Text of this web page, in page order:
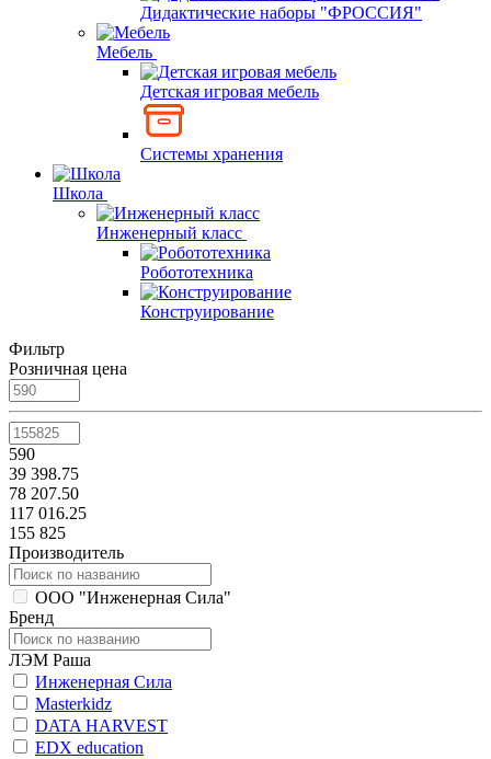
Дидактические наборы "ФРОССИЯ"
Мебель
Детская игровая мебель
Системы хранения
Школа
Инженерный класс
Робототехника
Конструирование
Фильтр
Розничная цена
590
39 398.75
78 207.50
117 016.25
155 825
Производитель
ООО "Инженерная Сила"
Бренд
ЛЭМ Раша
Инженерная Сила
Masterkidz
DATA HARVEST
EDX education